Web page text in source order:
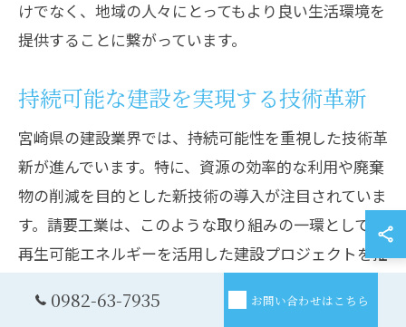
けでなく、地域の人々にとってもより良い生活環境を
提供することに繋がっています。
持続可能な建設を実現する技術革新
宮崎県の建設業界では、持続可能性を重視した技術革
新が進んでいます。特に、資源の効率的な利用や廃棄
物の削減を目的とした新技術の導入が注目されていま
す。請要工業は、このような取り組みの一環として、
再生可能エネルギーを活用した建設プロジェクトを推
とで、環境への負荷を軽減し、持続可能な社会の実現
0982-63-7935 お問い合わせはこちら